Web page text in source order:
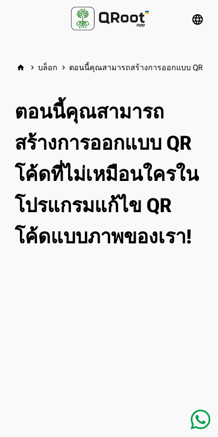
language
home keyboard_arrow_right บล็อก keyboard_arrow_right ตอนนี้คุณสามารถสร้างการออกแบบ QR โค้
ตอนนี้คุณสามารถ
สร้างการออกแบบ QR
โค้ดที่ไม่เหมือนใครใน
โปรแกรมแก้ไข QR
โค้ดแบบภาพของเรา!